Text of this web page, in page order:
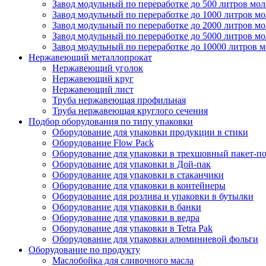
Завод модульный по переработке до 500 литров
Завод модульный по переработке до 1000 литров
Завод модульный по переработке до 2000 литров
Завод модульный по переработке до 5000 литров
Завод модульный по переработке до 10000 литров
Нержавеющий металлопрокат
Нержавеющий уголок
Нержавеющий круг
Нержавеющий лист
Труба нержавеющая профильная
Труба нержавеющая круглого сечения
Подбор оборудования по типу упаковки
Оборудование для упаковки продукции в стики
Оборудование Flow Pack
Оборудование для упаковки в трехшовный пакет-
Оборудование для упаковки в Дой-пак
Оборудование для упаковки в стаканчики
Оборудование для упаковки в контейнеры
Оборудование для розлива и упаковки в бутылки
Оборудование для упаковки в банки
Оборудование для упаковки в ведра
Оборудование для упаковки в Tetra Pak
Оборудование для упаковки алюминиевой фольги
Оборудование по продукту
Маслобойка для сливочного масла